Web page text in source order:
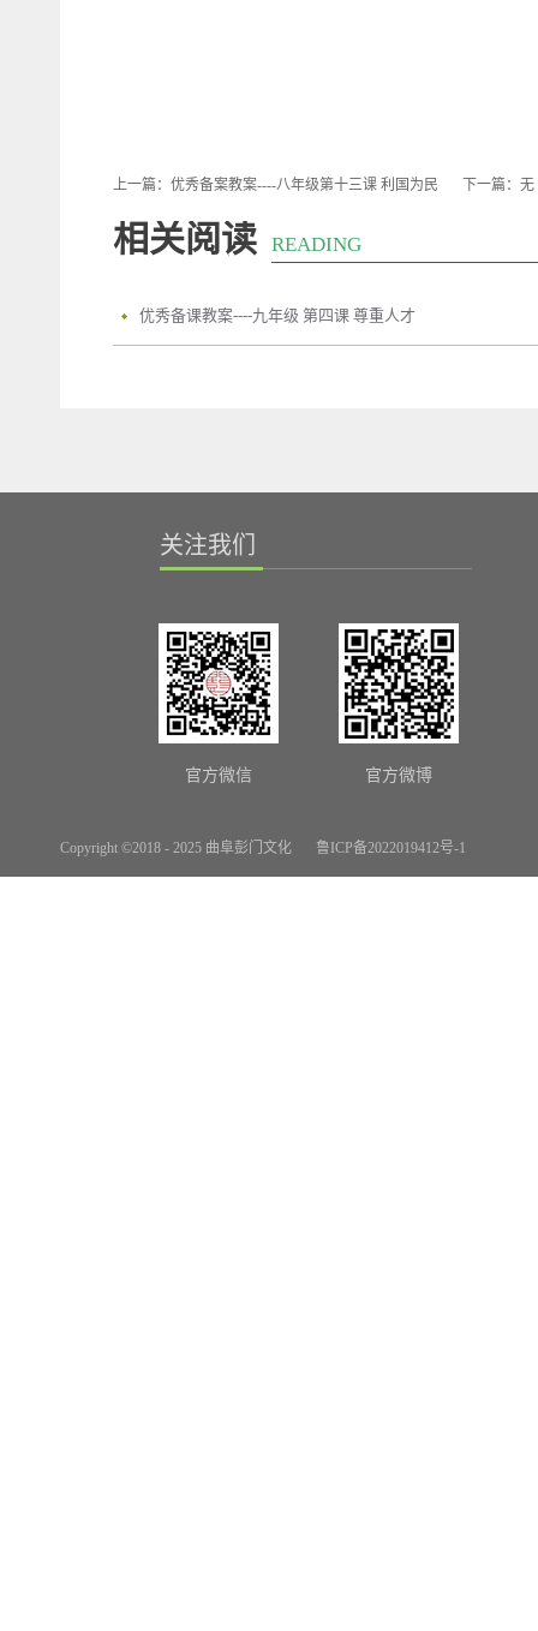
上一篇： 优秀备案教案----八年级第十三课 利国为民 下一篇：无
相关阅读 READING
优秀备课教案----九年级 第四课 尊重人才
Copyright ©2018 - 2025 曲阜彭门文化 鲁ICP备2022019412号-1
关注我们
官方微信 官方微博